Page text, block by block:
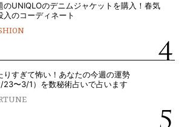
のUNIQLOのデニムジャケットを購入！春気
入のコーディネート
りすぎて怖い！あなたの今週の運勢
23〜3/1）を数秘術占いで占います